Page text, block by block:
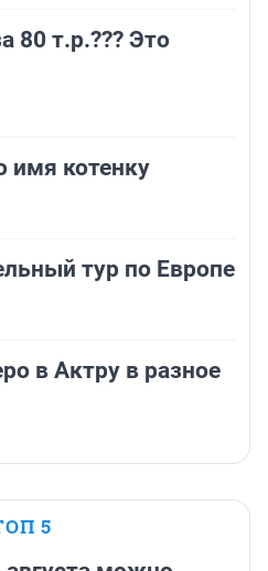
80 т.р.??? Это
имя котенку
тур по Европе
в Актру в разное
5